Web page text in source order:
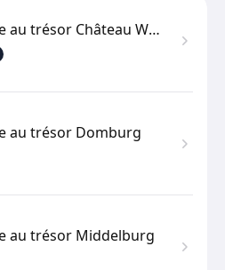
Chasse au trésor Château Westhove
au trésor Domburg
au trésor Middelburg